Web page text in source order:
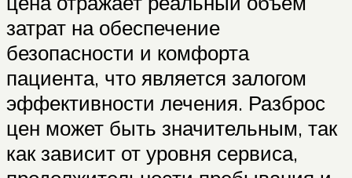
затрат на обеспечение
безопасности и комфорта
пациента, что является залогом
эффективности лечения. Разброс
цен может быть значительным, так
как зависит от уровня сервиса,